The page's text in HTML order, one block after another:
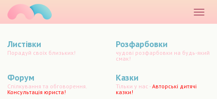
меню
Листівки
Порадуй своїх близьких!
Розфарбовки
чудові розфарбовки на будь-який
смак!
Форум
Спілкування та обговорення.
Консультація юриста!
Казки
Тільки у нас -Авторські дитячі
казки!